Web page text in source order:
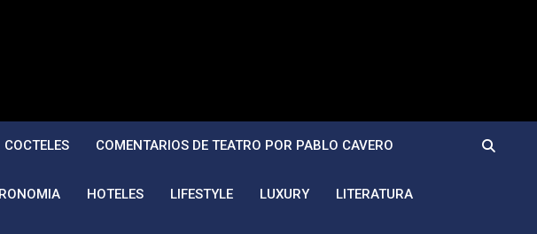
COCTELES COMENTARIOS DE TEATRO POR PABLO CAVERO
HOTELES LIFESTYLE LUXURY LITERATURA